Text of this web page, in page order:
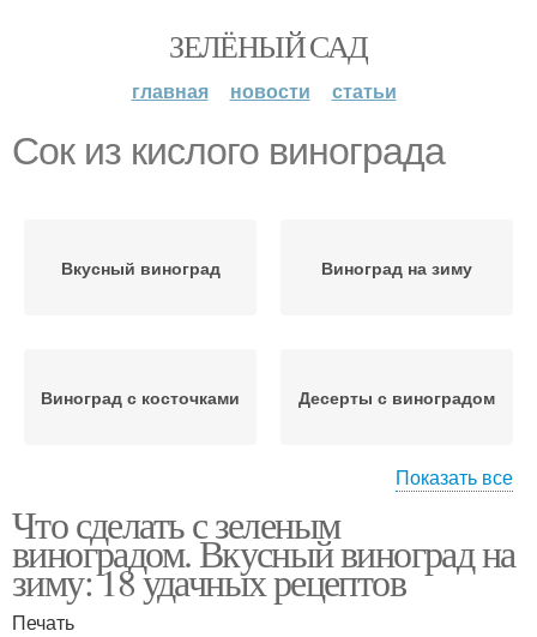
ЗЕЛЁНЫЙ САД
главная новости статьи
Сок из кислого винограда
Вкусный виноград Виноград на зиму
Виноград с косточками Десерты с виноградом
виноградом
Показать все
Что сделать с зеленым
виноградом. Вкусный виноград на
зиму: 18 удачных рецептов
Печать